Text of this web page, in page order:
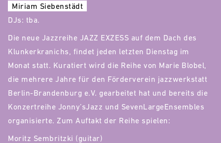
Miriam Siebenstädt
DJs: tba.
Die neue Jazzreihe JAZZ EXZESS auf dem Dach des
Klunkerkranichs, findet jeden letzten Dienstag im
Monat statt. Kuratiert wird die Reihe von Marie Blobel,
die mehrere Jahre für den Förderverein jazzwerkstatt
Berlin-Brandenburg e.V. gearbeitet hat und bereits die
Konzertreihe Jonny’sJazz und SevenLargeEnsembles
organisierte. Zum Auftakt der Reihe spielen:
Moritz Sembritzki (guitar)